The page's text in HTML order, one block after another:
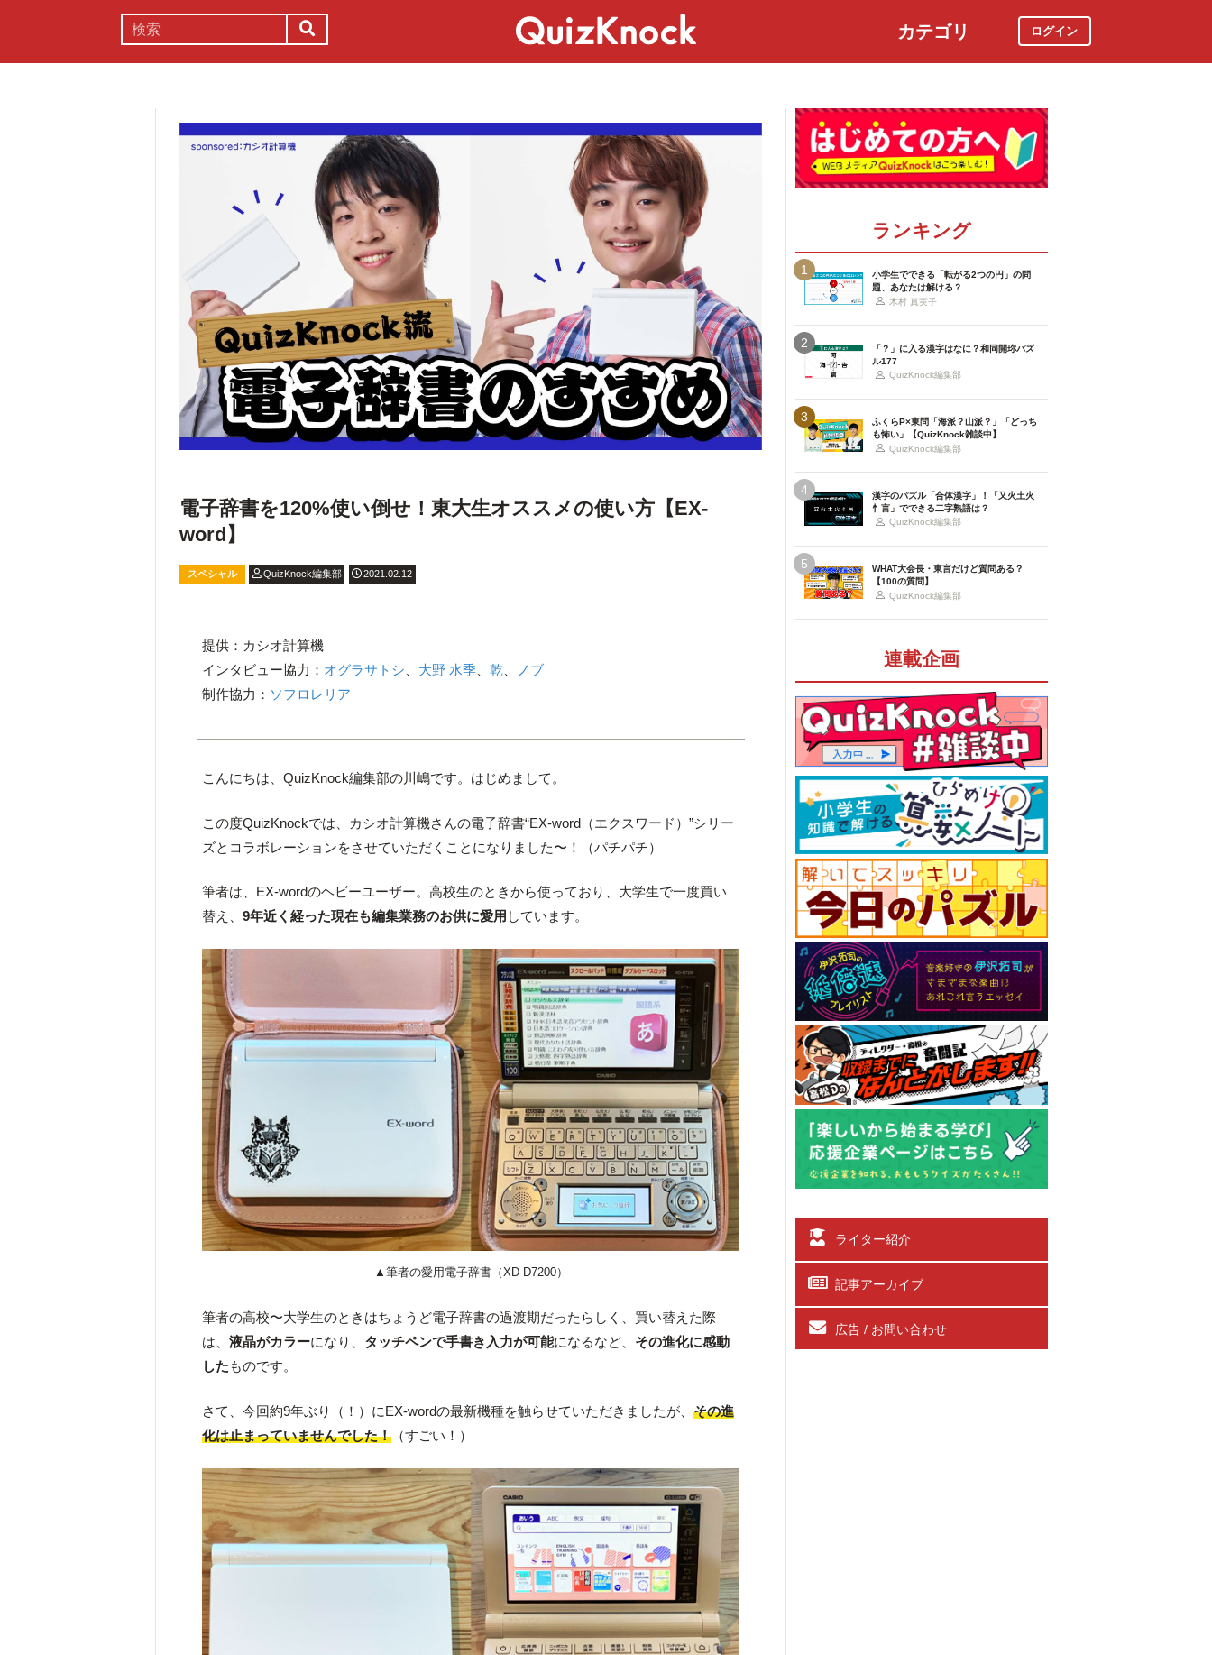
カテゴリ ログイン
電子辞書を120%使い倒せ！東大生オススメの使い方【EX-
word】
スペシャル QuizKnock編集部 2021.02.12
提供：カシオ計算機
インタビュー協力： オグラサトシ 大野 水季 、乾
ノブ
制作協力： ソフロレリア
こんにちは、QuizKnock編集部の川嶋です。はじめまして。
この度QuizKnockでは、カシオ計算機さんの電子辞書“EX-word（エクスワード）”シリー
ズとコラボレーションをさせていただくことになりました〜！（パチパチ）
筆者は、EX-wordのヘビーユーザー。高校生のときから使っており、大学生で一度買い
替え、9年近く経った現在も編集業務のお供に愛用 しています。
▲筆者の愛用電子辞書（XD-D7200）
筆者の高校〜大学生のときはちょうど電子辞書の過渡期だったらしく、買い替えた際
は、液晶がカラーになり、 タッチペンで手書き入力が可能になるなど、 その進化に感動
した ものです。
さて、今回約9年ぶり（！）にEX-wordの最新機種を触らせていただきましたが、その進
化は止まっていませんでした！ （すごい！）
ランキング
1
小学生でできる「転がる2つの円」の問
題、あなたは解ける？
木村 真実子
2
「？」に入る漢字はなに？和同開珎パズ
ル177
QuizKnock編集部
3
ふくらP×東問「海派？山派？」「どっち
も怖い」【QuizKnock雑談中】
QuizKnock編集部
4
漢字のパズル「合体漢字」！「又火土火
忄言」でできる二字熟語は？
QuizKnock編集部
5
WHAT大会長・東言だけど質問ある？
【100の質問】
QuizKnock編集部
連載企画
ライター紹介
記事アーカイブ
広告 / お問い合わせ